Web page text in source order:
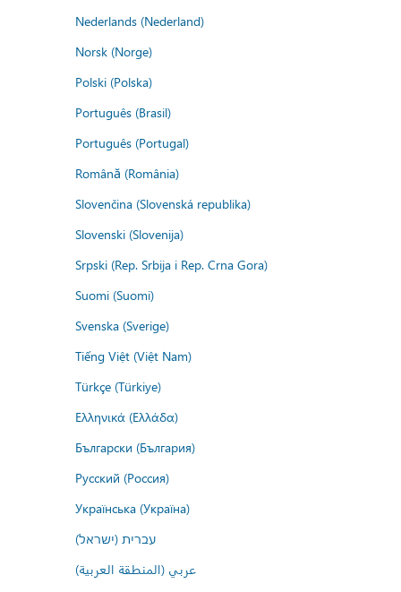
Nederlands (Nederland)
Norsk (Norge)
Polski (Polska)
Português (Brasil)
Português (Portugal)
Română (România)
Slovenčina (Slovenská republika)
Slovenski (Slovenija)
Srpski (Rep. Srbija i Rep. Crna Gora)
Suomi (Suomi)
Svenska (Sverige)
Tiếng Việt (Việt Nam)
Türkçe (Türkiye)
Ελληνικά (Ελλάδα)
Български (България)
Русский (Россия)
Українська (Україна)
עברית (ישראל)
عربي (المنطقة العربية)